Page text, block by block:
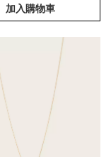
加入購物車